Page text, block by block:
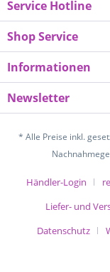
Service Hotline
Shop Service
Informationen
Newsletter
* Alle Preise inkl.
Händler-Login
Liefer- und
Datenschutz